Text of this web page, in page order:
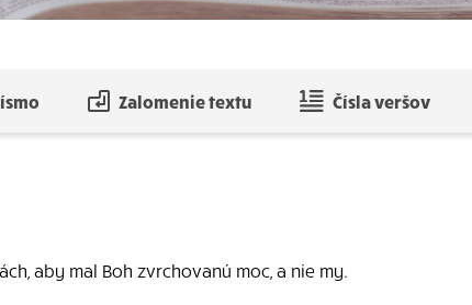
Zalomenie textu Čísla veršov
aby mal Boh zvrchovanú moc, a nie my.